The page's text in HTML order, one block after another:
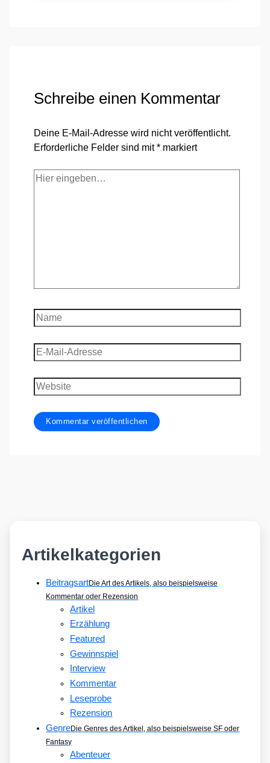
Schreibe einen Kommentar
Deine E-Mail-Adresse wird nicht veröffentlicht.
Erforderliche Felder sind mit* markiert
Hier
Name
E-
Mail-
Adresse
Website
Artikelkategorien
BeitragsartDie Art des Artikels, also beispielsweise
Kommentar oder Rezension
Artikel
Erzählung
Featured
Gewinnspiel
Interview
Kommentar
Leseprobe
Rezension
GenreDie Genres des Artikel, also beispielsweise SF oder
Fantasy
Abenteuer